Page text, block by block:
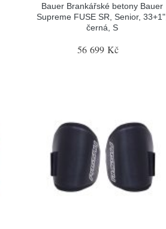
Bauer Brankářské betony Bauer
Supreme FUSE SR, Senior, 33+1",
černá, S
56 699 Kč